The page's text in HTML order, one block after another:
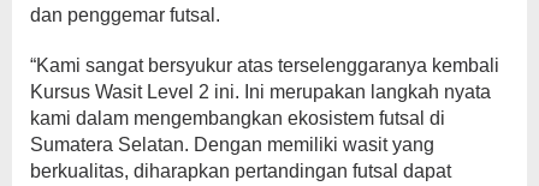
dan penggemar futsal.
“Kami sangat bersyukur atas terselenggaranya kembali
Kursus Wasit Level 2 ini. Ini merupakan langkah nyata
kami dalam mengembangkan ekosistem futsal di
Sumatera Selatan. Dengan memiliki wasit yang
berkualitas, diharapkan pertandingan futsal dapat